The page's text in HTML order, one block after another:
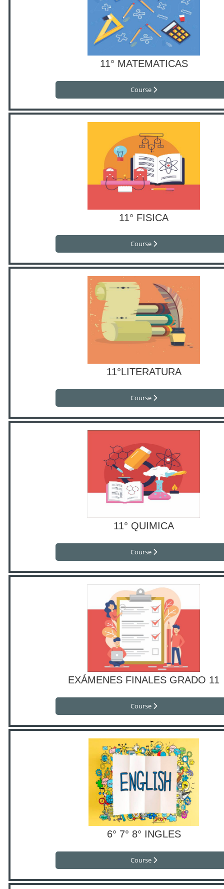
11° MATEMATICAS
Course
11° FISICA
Course
11°LITERATURA
Course
11° QUIMICA
Course
EXÁMENES FINALES GRADO 11
Course
6° 7° 8° INGLES
Course